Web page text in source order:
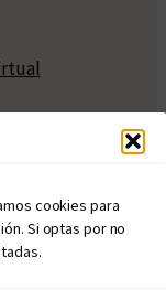
cookies para
Si optas por no